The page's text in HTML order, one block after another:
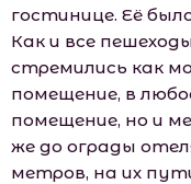
гостинице. Её
Как и все
стремились как
помещение, в
помещение, но и
же до ограды
метров, на их